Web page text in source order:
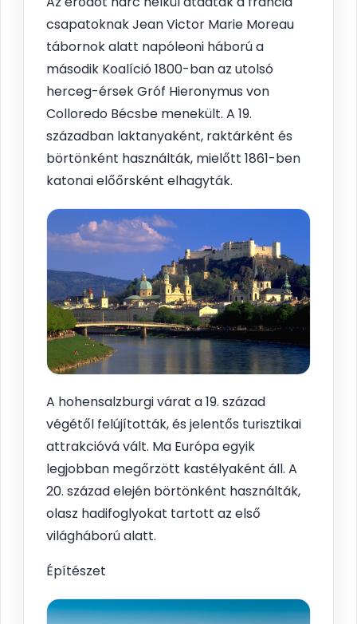
csapatoknak Jean Victor Marie Moreau
tábornok alatt napóleoni háború a
második Koalíció 1800-ban az utolsó
herceg-érsek Gróf Hieronymus von
Colloredo Bécsbe menekült. A 19.
században laktanyaként, raktárként és
börtönként használták, mielőtt 1861-ben
katonai előőrsként elhagyták.
A hohensalzburgi várat a 19. század
végétől felújították, és jelentős turisztikai
attrakcióvá vált. Ma Európa egyik
legjobban megőrzött kastélyaként áll. A
20. század elején börtönként használták,
olasz hadifoglyokat tartott az első
világháború alatt.
Építészet